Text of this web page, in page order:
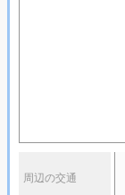
周辺の交通